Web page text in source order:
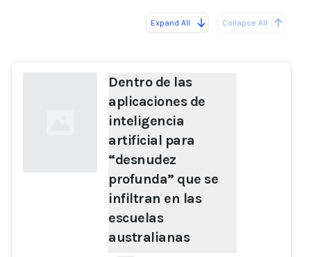
Expand All Collapse All
Dentro de las
aplicaciones de
inteligencia
artificial para
“desnudez
profunda” que se
infiltran en las
escuelas
australianas